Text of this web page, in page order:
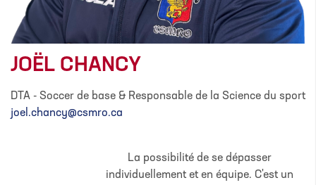
JOËL CHANCY
DTA - Soccer de base & Responsable de la Science du sport
joel.chancy@csmro.ca
La possibilité de se dépasser
individuellement et en équipe. C'est un